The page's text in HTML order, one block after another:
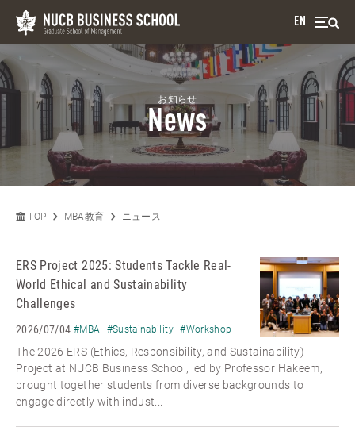
EN
お知らせ
News
TOP MBA教育 ニュース
ERS Project 2025: Students Tackle Real-
World Ethical and Sustainability
Challenges
2026/07/04 #MBA #Sustainability #Workshop
The 2026 ERS (Ethics, Responsibility, and Sustainability)
Project at NUCB Business School, led by Professor Hakeem,
brought together students from diverse backgrounds to
engage directly with indust...